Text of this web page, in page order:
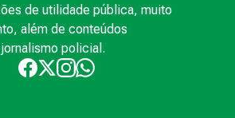
de utilidade pública, muito
além de conteúdos
policial.